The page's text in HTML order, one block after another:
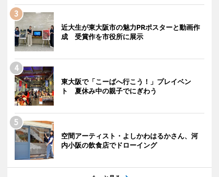
近大生が東大阪市の魅力PRポスターと動画作
成 受賞作を市役所に展示
東大阪で「こーばへ行こう！」プレイベン
ト 夏休み中の親子でにぎわう
空間アーティスト・よしかわはるかさん、河
内小阪の飲食店でドローイング